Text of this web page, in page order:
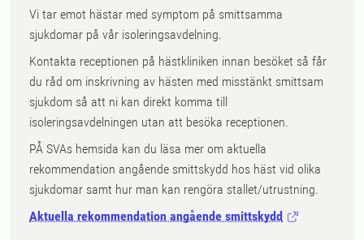
Vi tar emot hästar med symptom på smittsamma
sjukdomar på vår isoleringsavdelning.
Kontakta receptionen på hästkliniken innan besöket så får
du råd om inskrivning av hästen med misstänkt smittsam
sjukdom så att ni kan direkt komma till
isoleringsavdelningen utan att besöka receptionen.
PÅ SVAs hemsida kan du läsa mer om aktuella
rekommendation angående smittskydd hos häst vid olika
sjukdomar samt hur man kan rengöra stallet/utrustning.
Aktuella rekommendation angående smittskydd